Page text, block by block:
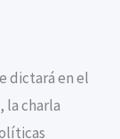
dictará en el
la charla